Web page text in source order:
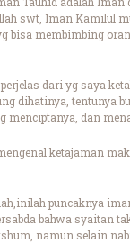
swt, Iman Kamilul
bisa membimbing
dari yg saya
dihatinya, tentunya
dan
ketajaman
puncaknya
bahwa syaitan
namun selain